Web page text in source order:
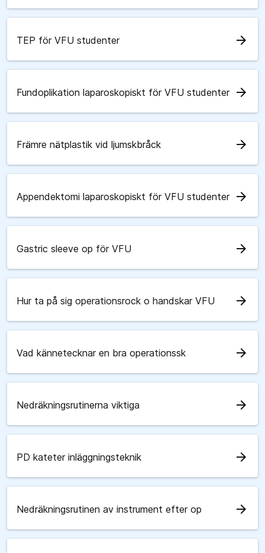
TEP för VFU studenter arrow_forward
Fundoplikation laparoskopiskt för VFU studenter arrow_forward
Främre nätplastik vid ljumskbråck arrow_forward
Appendektomi laparoskopiskt för VFU studenter arrow_forward
Gastric sleeve op för VFU arrow_forward
Hur ta på sig operationsrock o handskar VFU arrow_forward
Vad kännetecknar en bra operationssk arrow_forward
Nedräkningsrutinerna viktiga arrow_forward
PD kateter inläggningsteknik arrow_forward
Nedräkningsrutinen av instrument efter op arrow_forward